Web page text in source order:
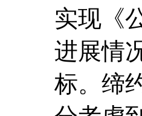
实现《
进展情
标。缔